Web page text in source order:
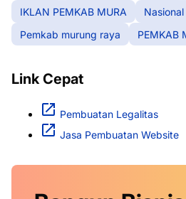
IKLAN PEMKAB MURA
Nasional
Pemkab murung raya
PEMKAB
Link Cepat
Pembuatan Legalitas
Jasa Pembuatan Website